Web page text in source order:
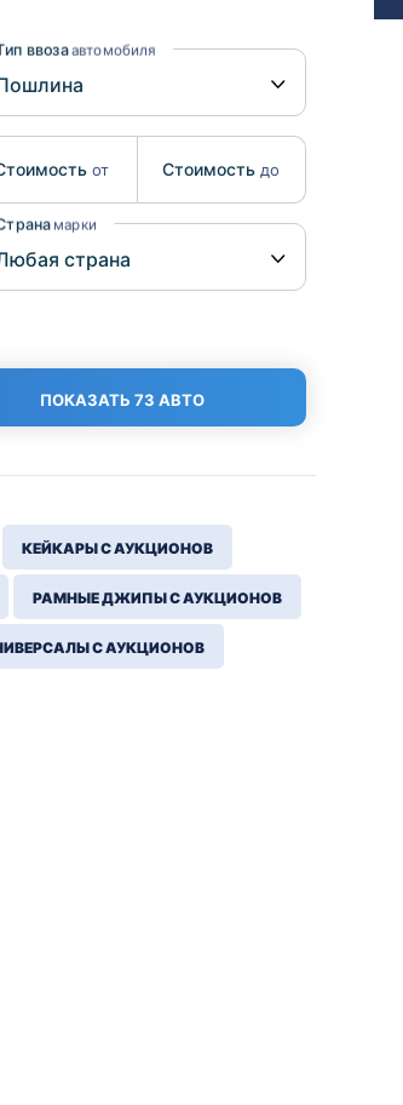
Mitsubishi
Isuzu
Hino
ввозаавтомобиля
от Стоимость до
марки
ПОКАЗАТЬ 73 АВТО
КЕЙКАРЫ С АУКЦИОНОВ
РАМНЫЕ ДЖИПЫ С АУКЦИОНОВ
С АУКЦИОНОВ